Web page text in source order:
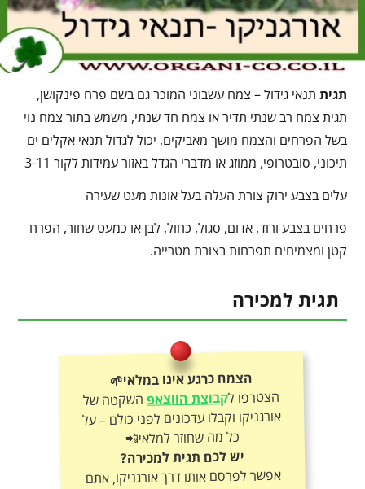
תגית תנאי גידול – צמח עשבוני המוכר גם בשם פרח פינקושן,
תגית צמח רב שנתי תדיר או צמח חד שנתי, משמש בתור צמח נוי
בשל הפרחים והצמח מושך מאביקים, יכול לגדול תנאי אקלים ים
תיכוני, סובטרופי, ממוזג או מדברי הגדל באזור עמידות לקור 3-11
עלים בצבע ירוק צורת העלה בעל אונות מעט שעירה
פרחים בצבע ורוד, אדום, סגול, כחול, לבן או כמעט שחור, הפרח
קטן ומצמיחים תפרחות בצורת מטרייה.
תגית למכירה
הצמח כרגע אינו במלאי🌱
הצטרפו לקבוצת הווצאפהשקטה של
אורגניקו וקבלו עדכונים לפני כולם – על
כל מה שחוזר למלאי📲
יש לכם תגית למכירה?
אפשר לפרסם אותו דרך אורגניקו, אתם
קובעים את המחיר ואנחנו נעזור בפרסום